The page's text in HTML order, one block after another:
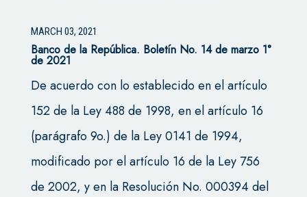
MARCH 03, 2021
Banco de la República. Boletín No. 14 de marzo 1°
de 2021
De acuerdo con lo establecido en el artículo
152 de la Ley 488 de 1998, en el artículo 16
(parágrafo 9o.) de la Ley 0141 de 1994,
modificado por el artículo 16 de la Ley 756
de 2002, y en la Resolución No. 000394 del